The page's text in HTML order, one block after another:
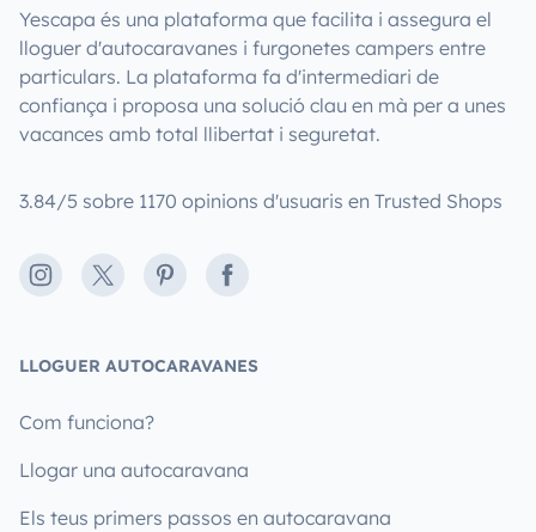
Yescapa és una plataforma que facilita i assegura el
lloguer d'autocaravanes i furgonetes campers entre
particulars. La plataforma fa d'intermediari de
confiança i proposa una solució clau en mà per a unes
vacances amb total llibertat i seguretat.
3.84/5 sobre 1170 opinions d'usuaris en Trusted Shops
Instagram
X PinterestFacebook
LLOGUER AUTOCARAVANES
Com funciona?
Llogar una autocaravana
Els teus primers passos en autocaravana